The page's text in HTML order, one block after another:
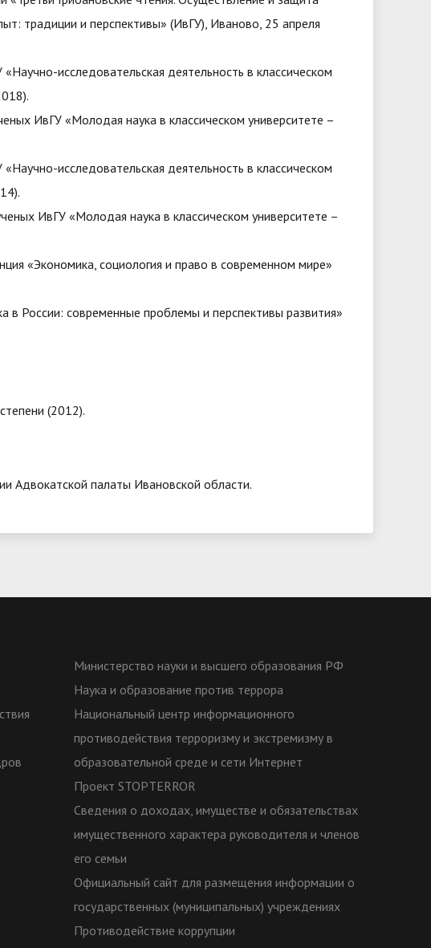
традиции и перспективы» (ИвГУ), Иваново, 25 апреля
исследовательская деятельность в классическом
ИвГУ «Молодая наука в классическом университете –
исследовательская деятельность в классическом
ИвГУ «Молодая наука в классическом университете –
«Экономика, социология и право в современном мире»
в России: современные проблемы и перспективы развития»
(2012).
Адвокатской палаты Ивановской области.
Министерство науки и высшего образования РФ
Наука и образование против террора
Национальный центр информационного
противодействия терроризму и экстремизму в
образовательной среде и сети Интернет
Проект STOPTERROR
Сведения о доходах, имуществе и обязательствах
имущественного характера руководителя и членов
его семьи
Официальный сайт для размещения информации о
государственных (муниципальных) учреждениях
Противодействие коррупции